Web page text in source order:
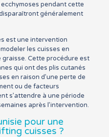
pendant cette
généralement
est une intervention
les cuisses en
graisse. Cette procédure est
qui ont des plis cutanés
en raison d’une perte de
ou de facteurs
s’attendre à une période
après l’intervention.
pour une
cuisses ?